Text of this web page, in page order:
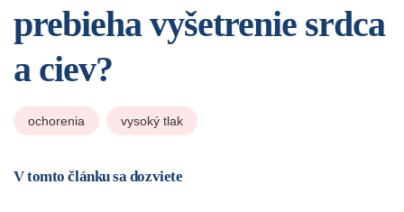
prebieha vyšetrenie srdca
a ciev?
ochorenia vysoký tlak
V tomto článku sa dozviete